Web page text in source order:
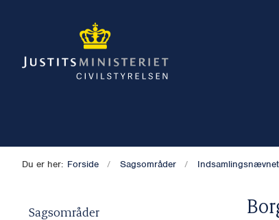
Du er her: Forside Sagsområder Indsamlingsnævnet
Sagsområder